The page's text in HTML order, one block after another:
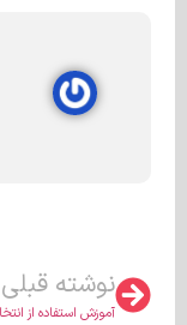
نوشته قبلی